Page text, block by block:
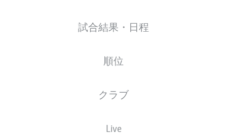
試合結果・日程
順位
クラブ
Live